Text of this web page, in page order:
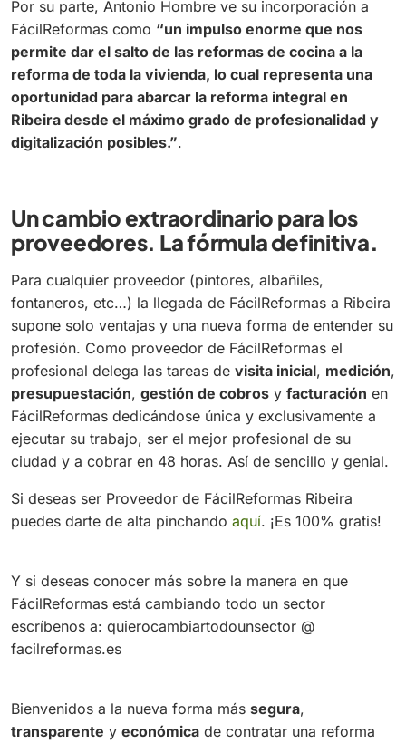
Por su parte, Antonio Hombre ve su incorporación a
FácilReformas como “un impulso enorme que nos
permite dar el salto de las reformas de cocina a la
reforma de toda la vivienda, lo cual representa una
oportunidad para abarcar la reforma integral en
Ribeira desde el máximo grado de profesionalidad y
digitalización posibles.”.
Un cambio extraordinario para los
proveedores. La fórmula definitiva.
Para cualquier proveedor (pintores, albañiles,
fontaneros, etc…) la llegada de FácilReformas a Ribeira
supone solo ventajas y una nueva forma de entender su
profesión. Como proveedor de FácilReformas el
profesional delega las tareas de visita inicial, medición,
presupuestación, gestión de cobros y facturación en
FácilReformas dedicándose única y exclusivamente a
ejecutar su trabajo, ser el mejor profesional de su
ciudad y a cobrar en 48 horas. Así de sencillo y genial.
Si deseas ser Proveedor de FácilReformas Ribeira
puedes darte de alta pinchando aquí. ¡Es 100% gratis!
Y si deseas conocer más sobre la manera en que
FácilReformas está cambiando todo un sector
escríbenos a: quierocambiartodounsector @
facilreformas.es
Bienvenidos a la nueva forma más segura,
transparente y económica de contratar una reforma